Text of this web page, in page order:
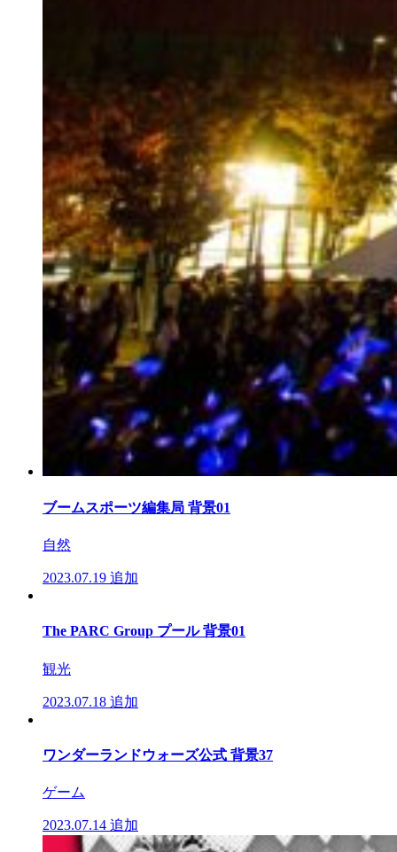
ブームスポーツ編集局 背景01
自然
2023.07.19 追加
The PARC Group プール 背景01
観光
2023.07.18 追加
ワンダーランドウォーズ公式 背景37
ゲーム
2023.07.14 追加